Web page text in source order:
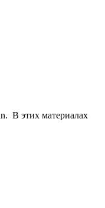
В этих материалах